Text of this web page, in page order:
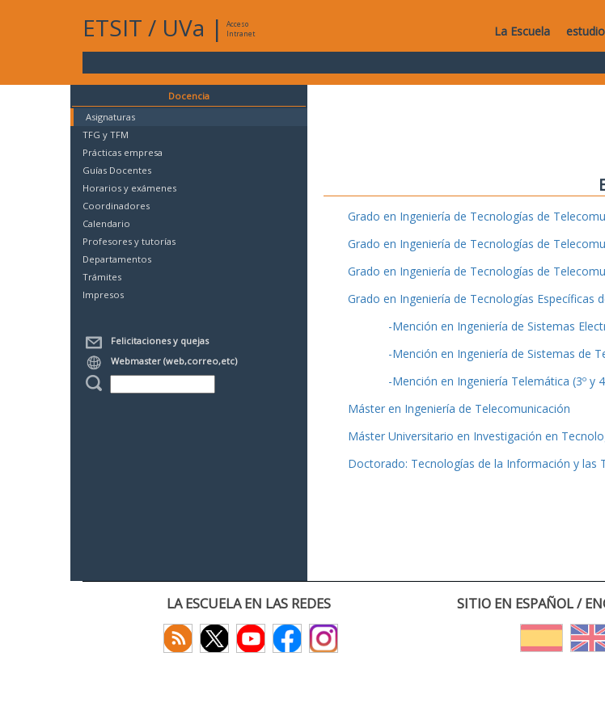
ETSIT / UVa |
Acceso
Intranet
La Escuela
Docencia
Asignaturas
TFG y TFM
Prácticas empresa
Guías Docentes
Horarios y exámenes
Coordinadores
Calendario
Profesores y tutorías
Departamentos
Trámites
Impresos
Felicitaciones y quejas
Webmaster (web,correo,etc)
Grado en Ingeniería de Tecnologías de
Grado en Ingeniería de Tecnologías de
Grado en Ingeniería de Tecnologías de
Grado en Ingeniería de Tecnologías Específicas
-Mención en Ingeniería de Sistemas
-Mención en Ingeniería de Sistemas de
-Mención en Ingeniería Telemática (3º y
Máster en Ingeniería de Telecomunicación
Máster Universitario en Investigación en
Doctorado: Tecnologías de la Información y las
LA ESCUELA EN LAS REDES SITIO EN ESPAÑOL /